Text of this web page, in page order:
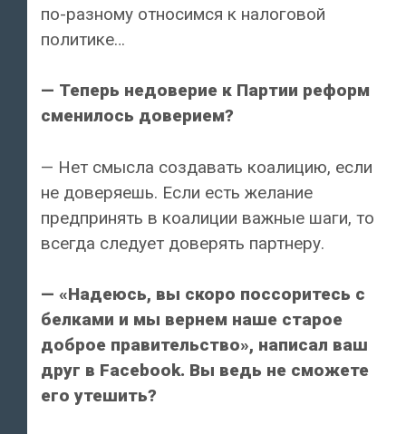
по-разному относимся к налоговой
политике…
— Теперь недоверие к Партии реформ
сменилось доверием?
— Нет смысла создавать коалицию, если
не доверяешь. Если есть желание
предпринять в коалиции важные шаги, то
всегда следует доверять партнеру.
— «Надеюсь, вы скоро поссоритесь с
белками и мы вернем наше старое
доброе правительство», написал ваш
друг в Facebook. Вы ведь не сможете
его утешить?